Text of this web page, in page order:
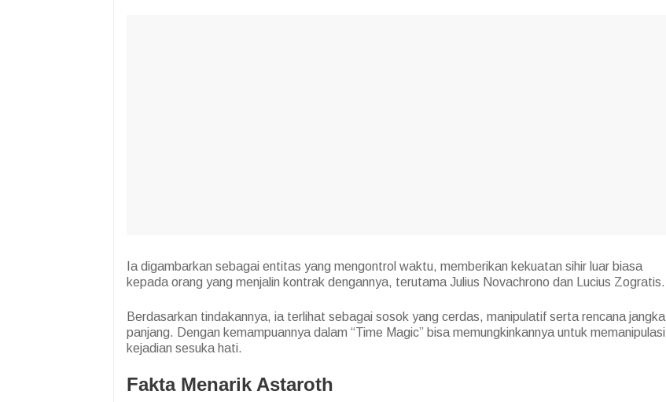
Ia digambarkan sebagai entitas yang mengontrol waktu, memberikan kekuatan sihir luar biasa
kepada orang yang menjalin kontrak dengannya, terutama Julius Novachrono dan Lucius Zogratis.
Berdasarkan tindakannya, ia terlihat sebagai sosok yang cerdas, manipulatif serta rencana jangka
panjang. Dengan kemampuannya dalam “Time Magic” bisa memungkinkannya untuk memanipulasi
kejadian sesuka hati.
Fakta Menarik Astaroth